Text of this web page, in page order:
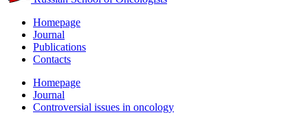
Homepage
Journal
Publications
Contacts
Homepage
Journal
Controversial issues in oncology